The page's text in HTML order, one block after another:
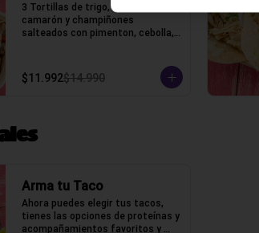
3 Tortillas de trigo, Lomo,
camarón y champiñones
salteados con pimenton, cebolla,
$11.992$14.990
Arma tu Taco
Ahora puedes elegir tus tacos,
tienes las opciones de proteínas y
acompañamientos favoritos y